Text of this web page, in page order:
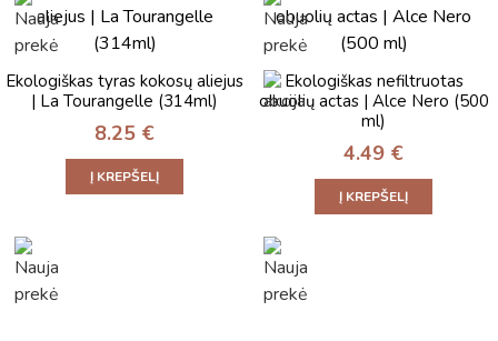
Ekologiškas tyras kokosų aliejus
| La Tourangelle (314ml)
8.25 €
Į KREPŠELĮ
Ekologiškas nefiltruotas
obuolių actas | Alce Nero (500
ml)
4.49 €
Į KREPŠELĮ